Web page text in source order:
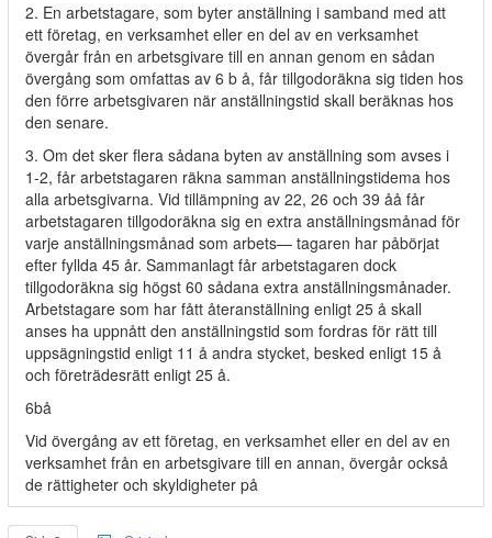
2. En arbetstagare, som byter anställning i samband med att
ett företag, en verksamhet eller en del av en verksamhet
övergår från en arbetsgivare till en annan genom en sådan
övergång som omfattas av 6 b å, får tillgodoräkna sig tiden hos
den förre arbetsgivaren när anställningstid skall beräknas hos
den senare.
3. Om det sker flera sådana byten av anställning som avses i
1-2, får arbetstagaren räkna samman anställningstidema hos
alla arbetsgivarna. Vid tillämpning av 22, 26 och 39 åå får
arbetstagaren tillgodoräkna sig en extra anställningsmånad för
varje anställningsmånad som arbets— tagaren har påbörjat
efter fyllda 45 år. Sammanlagt får arbetstagaren dock
tillgodoräkna sig högst 60 sådana extra anställningsmånader.
Arbetstagare som har fått återanställning enligt 25 å skall
anses ha uppnått den anställningstid som fordras för rätt till
uppsägningstid enligt 11 å andra stycket, besked enligt 15 å
och företrädesrätt enligt 25 å.
6bå
Vid övergång av ett företag, en verksamhet eller en del av en
verksamhet från en arbetsgivare till en annan, övergår också
de rättigheter och skyldigheter på